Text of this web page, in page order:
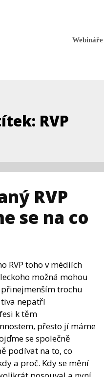
Webináře
RVP
RVP
se na co
RVP toho v médiích
možná mohou
trochu
nepatří
k těm
přesto jí máme
se společně
podívat na to, co
a proč. Kdy se mění